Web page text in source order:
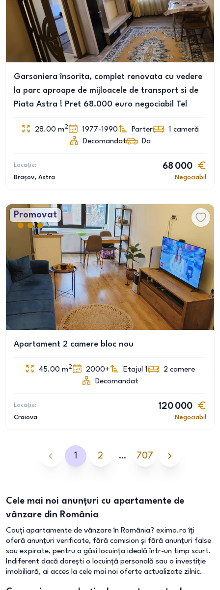
Garsoniera însorita, complet renovata cu vedere
la parc aproape de mijloacele de transport si de
Piata Astra ! Pret 68.000 euro negociabil Tel
28.00 m2 1977-1990 Parter 1 cameră
Decomandat
Da
Locație:
Brașov, Astra
68 000
Negociabil
Promovat
Apartament 2 camere bloc nou
45.00 m2 2000+ Etajul 1 2 camere
Decomandat
Locație:
Craiova
120 000
Negociabil
1 2 … 707
Cele mai noi anunțuri cu apartamente de
vânzare din România
Cauți apartamente de vânzare în România? eximo.ro îți
oferă anunțuri verificate, fără comision și fără anunțuri false
sau expirate, pentru a găsi locuința ideală într-un timp scurt.
Indiferent dacă dorești o locuință personală sau o investiție
imobiliară, ai acces la cele mai noi oferte actualizate zilnic.